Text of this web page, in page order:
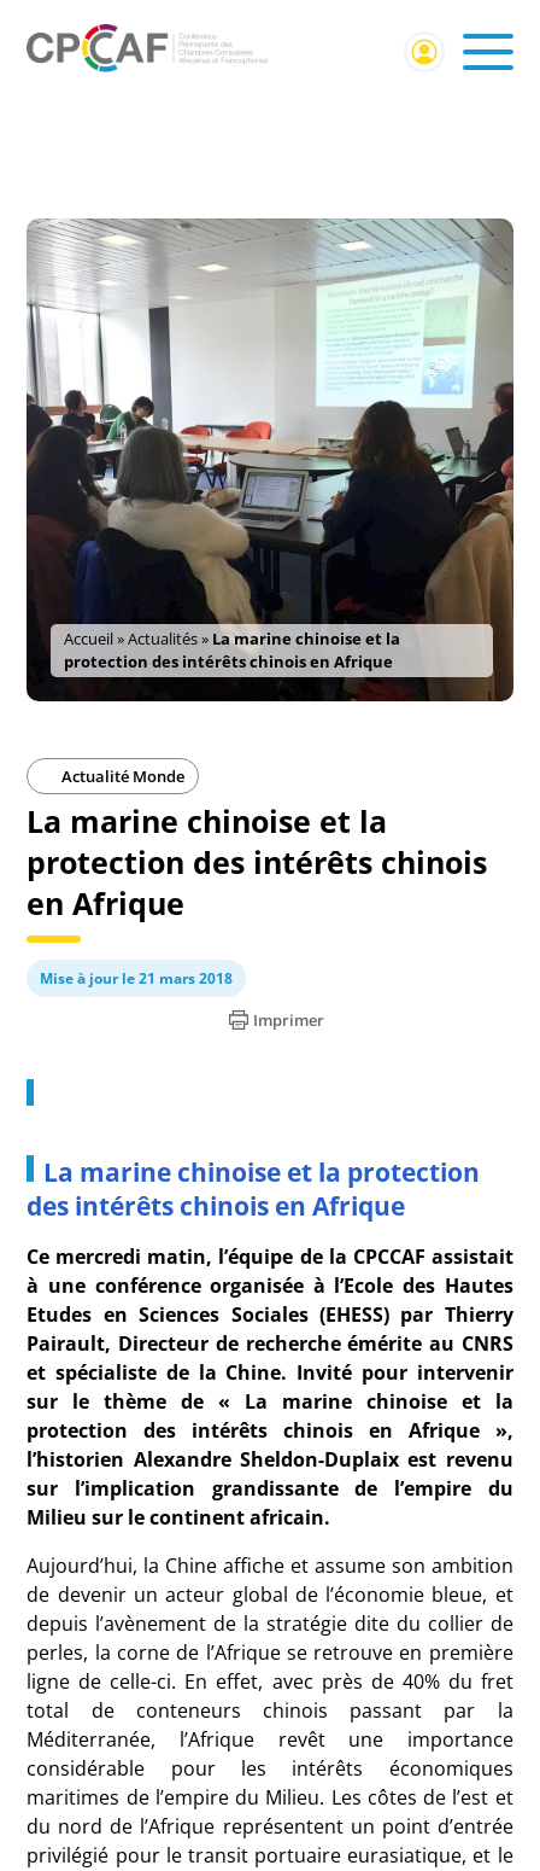
Accueil»Actualités» La marine chinoise et la
protection des intérêts chinois en Afrique
Actualité Monde
La marine chinoise et la
protection des intérêts chinois
en Afrique
Mise à jour le 21 mars 2018
Imprimer
La marine chinoise et la protection
des intérêts chinois en Afrique
Ce mercredi matin, l’équipe de la CPCCAF assistait
à une conférence organisée à l’Ecole des Hautes
Etudes en Sciences Sociales (EHESS) par Thierry
Pairault, Directeur de recherche émérite au CNRS
et spécialiste de la Chine. Invité pour intervenir
sur le thème de « La marine chinoise et la
protection des intérêts chinois en Afrique »,
l’historien Alexandre Sheldon-Duplaix est revenu
sur l’implication grandissante de l’empire du
Milieu sur le continent africain.
Aujourd’hui, la Chine affiche et assume son ambition
de devenir un acteur global de l’économie bleue, et
depuis l’avènement de la stratégie dite du collier de
perles, la corne de l’Afrique se retrouve en première
ligne de celle-ci. En effet, avec près de 40% du fret
total de conteneurs chinois passant par la
Méditerranée, l’Afrique revêt une importance
considérable pour les intérêts économiques
maritimes de l’empire du Milieu. Les côtes de l’est et
du nord de l’Afrique représentent un point d’entrée
privilégié pour le transit portuaire eurasiatique, et le